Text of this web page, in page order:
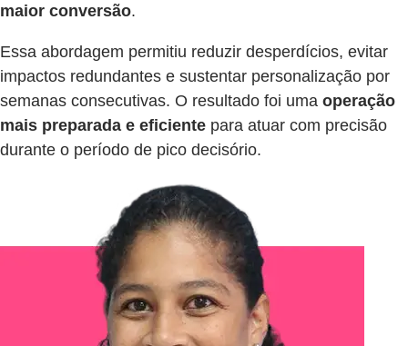
maior conversão.
Essa abordagem permitiu reduzir desperdícios, evitar
impactos redundantes e sustentar personalização por
semanas consecutivas. O resultado foi uma operação
mais preparada e eficiente para atuar com precisão
durante o período de pico decisório.